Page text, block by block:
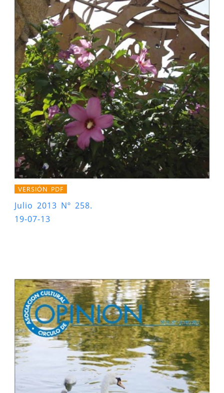
VERSIÓN PDF
Julio 2013 Nº 258.
19-07-13